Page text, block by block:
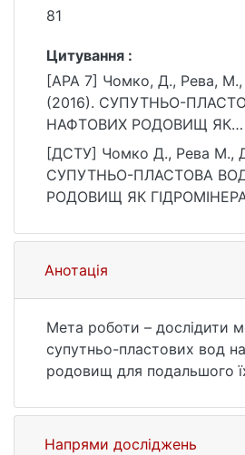
81
Цитування :
[APA 7] Чомко, Д., Рева,
(2016). СУПУТНЬО-
НАФТОВИХ РОДОВИЩ ЯК
ГІДРОМІНЕРАЛЬНА
Київського національного
імені Тараса Шевченка.
[ДСТУ] Чомко Д., Рева М.,
СУПУТНЬО-ПЛАСТОВА
РОДОВИЩ ЯК
національного
Шевченка. Геологія. 2016.
—81. DOI: 10.17721/1728-
Анотація
Мета роботи – дослідити
супутньо-пластових вод
родовищ для подальшого
видобутку цінних
актуальність питання
Напрями досліджень